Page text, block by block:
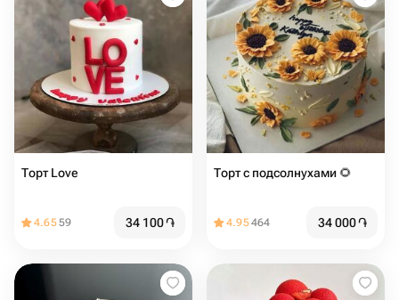
Торт Love
4.6559 34 100֏
Торт с подсолнухами 🌻
4.95464 34 000֏